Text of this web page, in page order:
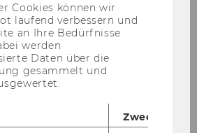
SROI-Analyse des
Diakonie
Cookies können wir
laufend verbessern und
an Ihre Bedürfnisse
werden
Daten über die
gesammelt und
Zweck